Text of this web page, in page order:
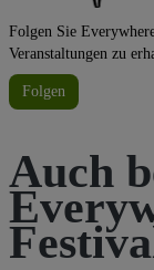
Folgen Sie
Veranstaltungen zu
Folgen
Auch